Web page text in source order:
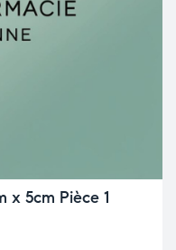
x 5cm Pièce 1